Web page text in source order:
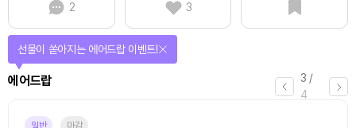
2
3
4 /
4
퀴즈
퀴즈풀고 선물 받자!
마감